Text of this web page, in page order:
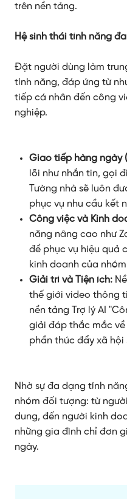
trên nền tảng.
Hệ sinh thái tính năng
Đặt người dùng làm
tính năng, đáp ứng từ
tiếp cá nhân đến công
nghiệp.
Giao tiếp hàng ngày
lõi như nhắn tin, gọi
Tường nhà sẽ luôn
phục vụ nhu cầu kết
Công việc và Kinh
năng nâng cao như
để phục vụ hiệu quả
kinh doanh của
Giải trí và Tiện ích:
thế giới video thông
nền tảng Trợ lý AI
giải đáp thắc mắc
phần thúc đẩy xã hội
Nhờ sự đa dạng tính
nhóm đối tượng: từ
dung, đến người kinh
những gia đình chỉ đơn
ngày.